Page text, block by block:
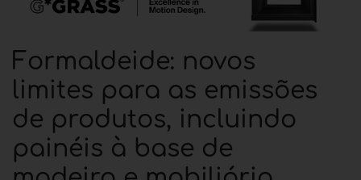
Formaldeide: novos
limites para as emissões
de produtos, incluindo
painéis à base de